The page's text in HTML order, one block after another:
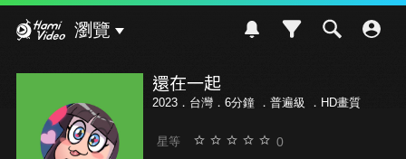
瀏覽
還在一起
2023．台灣．6分鐘 ． 普遍級 ．HD畫質
星等 0